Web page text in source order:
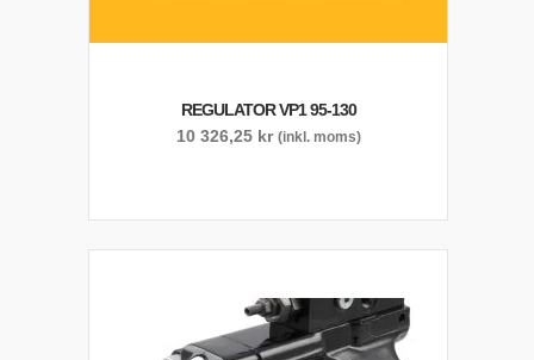
REGULATOR VP1 95-130
10 326,25 kr (inkl. moms)